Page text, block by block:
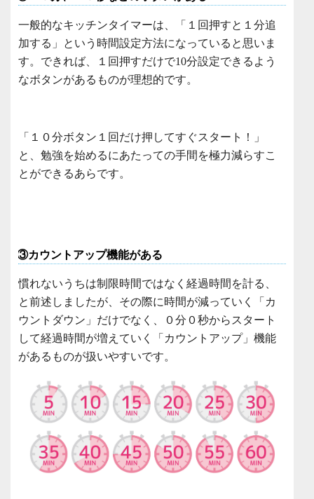
一般的なキッチンタイマーは、「１回押すと１分追
加する」という時間設定方法になっていると思いま
す。できれば、１回押すだけで10分設定できるよう
なボタンがあるものが理想的です。
「１０分ボタン１回だけ押してすぐスタート！」
と、勉強を始めるにあたっての手間を極力減らすこ
とができるあらです。
③カウントアップ機能がある
慣れないうちは制限時間ではなく経過時間を計る、
と前述しましたが、その際に時間が減っていく「カ
ウントダウン」だけでなく、０分０秒からスタート
して経過時間が増えていく「カウントアップ」機能
があるものが扱いやすいです。